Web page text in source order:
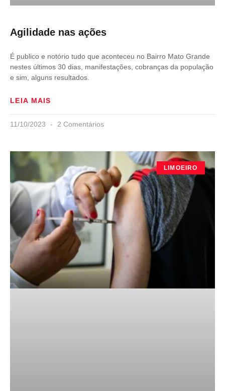
Agilidade nas ações
É publico e notório tudo que aconteceu no Bairro Mato Grande
nestes últimos 30 dias, manifestações, cobranças da população
e sim, alguns resultados.
LEIA MAIS
11/10/2023 2 Comentários
LIMOEIRO